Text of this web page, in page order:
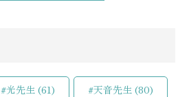
#光先生 (61) #天音先生 (80)